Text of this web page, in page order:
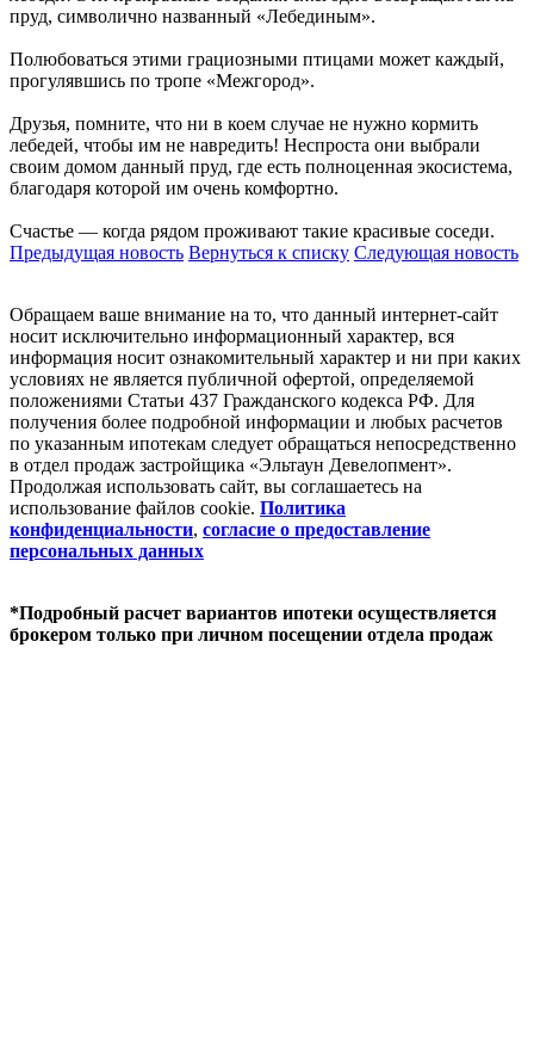
пруд, символично названный «Лебединым».
Полюбоваться этими грациозными птицами может каждый,
прогулявшись по тропе «Межгород».
Друзья, помните, что ни в коем случае не нужно кормить
лебедей, чтобы им не навредить! Неспроста они выбрали
своим домом данный пруд, где есть полноценная экосистема,
благодаря которой им очень комфортно.
Счастье — когда рядом проживают такие красивые соседи.
Предыдущая новость Вернуться к списку Следующая новость
Обращаем ваше внимание на то, что данный интернет-сайт
носит исключительно информационный характер, вся
информация носит ознакомительный характер и ни при каких
условиях не является публичной офертой, определяемой
положениями Статьи 437 Гражданского кодекса РФ. Для
получения более подробной информации и любых расчетов
по указанным ипотекам следует обращаться непосредственно
в отдел продаж застройщика «Эльтаун Девелопмент».
Продолжая использовать сайт, вы соглашаетесь на
использование файлов coоkie. Политика
конфиденциальности, согласие о предоставление
персональных данных
*Подробный расчет вариантов ипотеки осуществляется
брокером только при личном посещении отдела продаж